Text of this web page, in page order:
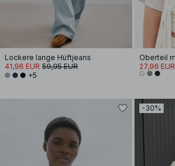
Lockere lange Hüftjeans
41,96 EUR 59,95 EUR
+5
27,96 EUR
-30%